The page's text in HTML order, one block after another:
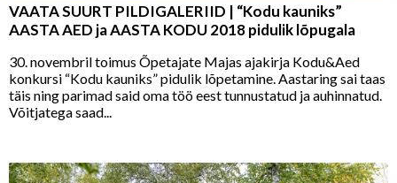
VAATA SUURT PILDIGALERIID | “Kodu kauniks”
AASTA AED ja AASTA KODU 2018 pidulik lõpugala
30. novembril toimus Õpetajate Majas ajakirja Kodu&Aed
konkursi “Kodu kauniks” pidulik lõpetamine. Aastaring sai taas
täis ning parimad said oma töö eest tunnustatud ja auhinnatud.
Võitjatega saad...